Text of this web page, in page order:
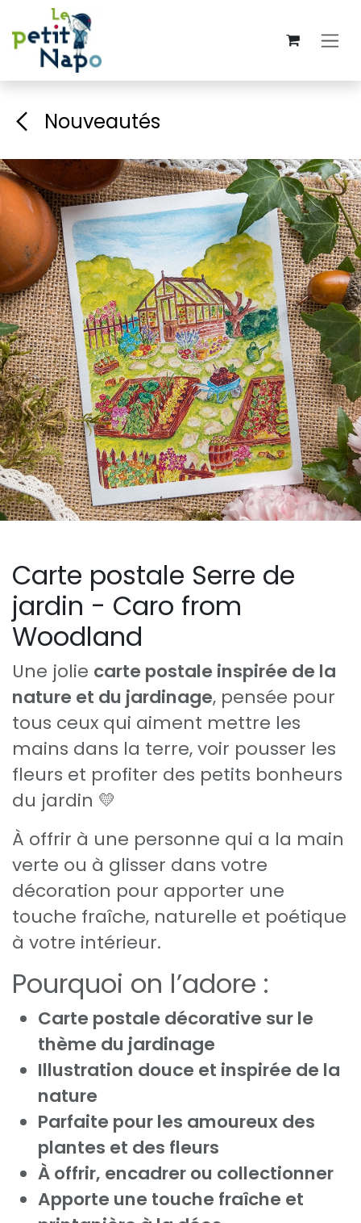
Se rendre au contenu
Nouveautés
Carte postale Serre de
jardin - Caro from
Woodland
Une jolie carte postale inspirée de la
nature et du jardinage, pensée pour
tous ceux qui aiment mettre les
mains dans la terre, voir pousser les
fleurs et profiter des petits bonheurs
du jardin 💛
À offrir à une personne qui a la main
verte ou à glisser dans votre
décoration pour apporter une
touche fraîche, naturelle et poétique
à votre intérieur.
Pourquoi on l’adore :
Carte postale décorative sur le
thème du jardinage
Illustration douce et inspirée de la
nature
Parfaite pour les amoureux des
plantes et des fleurs
À offrir, encadrer ou collectionner
Apporte une touche fraîche et